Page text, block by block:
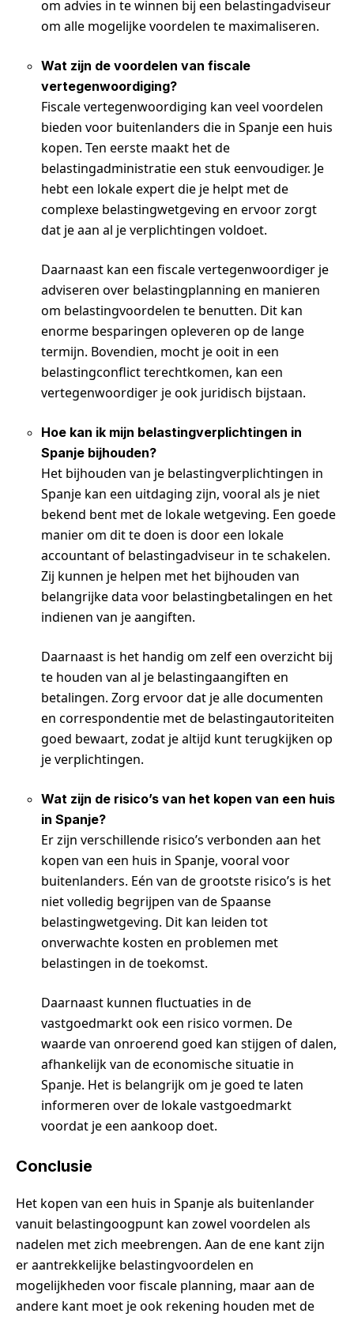
om advies in te winnen bij een belastingadviseur
om alle mogelijke voordelen te maximaliseren.
Wat zijn de voordelen van fiscale
vertegenwoordiging?
Fiscale vertegenwoordiging kan veel voordelen
bieden voor buitenlanders die in Spanje een huis
kopen. Ten eerste maakt het de
belastingadministratie een stuk eenvoudiger. Je
hebt een lokale expert die je helpt met de
complexe belastingwetgeving en ervoor zorgt
dat je aan al je verplichtingen voldoet.
Daarnaast kan een fiscale vertegenwoordiger je
adviseren over belastingplanning en manieren
om belastingvoordelen te benutten. Dit kan
enorme besparingen opleveren op de lange
termijn. Bovendien, mocht je ooit in een
belastingconflict terechtkomen, kan een
vertegenwoordiger je ook juridisch bijstaan.
Hoe kan ik mijn belastingverplichtingen in
Spanje bijhouden?
Het bijhouden van je belastingverplichtingen in
Spanje kan een uitdaging zijn, vooral als je niet
bekend bent met de lokale wetgeving. Een goede
manier om dit te doen is door een lokale
accountant of belastingadviseur in te schakelen.
Zij kunnen je helpen met het bijhouden van
belangrijke data voor belastingbetalingen en het
indienen van je aangiften.
Daarnaast is het handig om zelf een overzicht bij
te houden van al je belastingaangiften en
betalingen. Zorg ervoor dat je alle documenten
en correspondentie met de belastingautoriteiten
goed bewaart, zodat je altijd kunt terugkijken op
je verplichtingen.
Wat zijn de risico’s van het kopen van een huis
in Spanje?
Er zijn verschillende risico’s verbonden aan het
kopen van een huis in Spanje, vooral voor
buitenlanders. Eén van de grootste risico’s is het
niet volledig begrijpen van de Spaanse
belastingwetgeving. Dit kan leiden tot
onverwachte kosten en problemen met
belastingen in de toekomst.
Daarnaast kunnen fluctuaties in de
vastgoedmarkt ook een risico vormen. De
waarde van onroerend goed kan stijgen of dalen,
afhankelijk van de economische situatie in
Spanje. Het is belangrijk om je goed te laten
informeren over de lokale vastgoedmarkt
voordat je een aankoop doet.
Conclusie
Het kopen van een huis in Spanje als buitenlander
vanuit belastingoogpunt kan zowel voordelen als
nadelen met zich meebrengen. Aan de ene kant zijn
er aantrekkelijke belastingvoordelen en
mogelijkheden voor fiscale planning, maar aan de
andere kant moet je ook rekening houden met de